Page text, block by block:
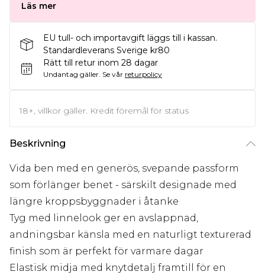
Läs mer
EU tull- och importavgift läggs till i kassan.
Standardleverans Sverige kr80
Rätt till retur inom 28 dagar
Undantag gäller. Se vår returpolicy
18+, villkor gäller. Kredit föremål för status
Beskrivning
Vida ben med en generös, svepande passform
som förlänger benet - särskilt designade med
längre kroppsbyggnader i åtanke
Tyg med linnelook ger en avslappnad,
andningsbar känsla med en naturligt texturerad
finish som är perfekt för varmare dagar
Elastisk midja med knytdetalj framtill för en